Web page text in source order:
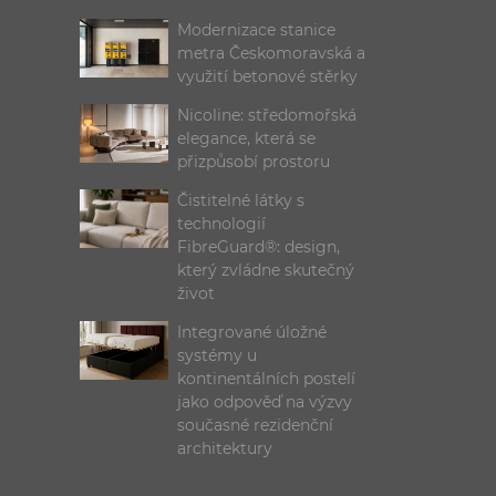
Modernizace stanice
metra Českomoravská a
využití betonové stěrky
Nicoline: středomořská
elegance, která se
přizpůsobí prostoru
Čistitelné látky s
technologií
FibreGuard®: design,
který zvládne skutečný
život
Integrované úložné
systémy u
kontinentálních postelí
jako odpověď na výzvy
současné rezidenční
architektury